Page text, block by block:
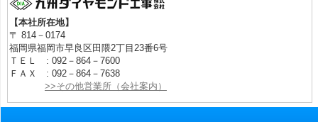
【本社所在地】
〒 814－0174
福岡県福岡市早良区田隈2丁目23番6号
ＴＥＬ : 092－864－7600
ＦＡＸ : 092－864－7638
>>その他営業所（会社案内）